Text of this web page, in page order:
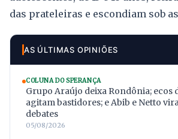
das prateleiras e escondiam sob
AS ÚLTIMAS OPINIÕES
COLUNA DO SPERANÇA
Grupo Araújo deixa Rondônia; ecos
agitam bastidores; e Abib e Netto
debates
05/08/2026